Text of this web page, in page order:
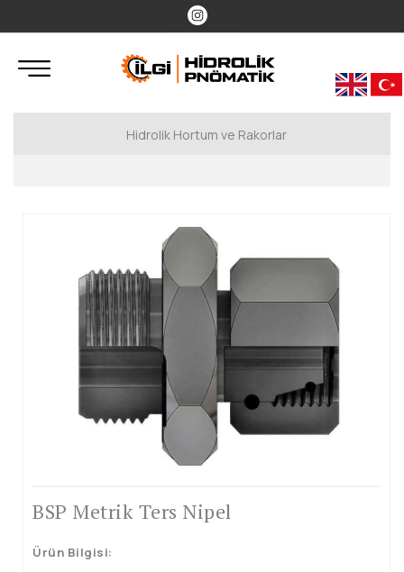
Hidrolik Hortum ve Rakorlar
UNF Rakorlar
BSP Rakorlar
Erkek Hortum Rakorları
ORFS Rakorlar
Boru Uçlu Rakorlar
Tapalar
BSP Metrik Ters Nipel
Ürün Bilgisi: